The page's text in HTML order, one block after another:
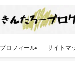
プロフィール サイトマ